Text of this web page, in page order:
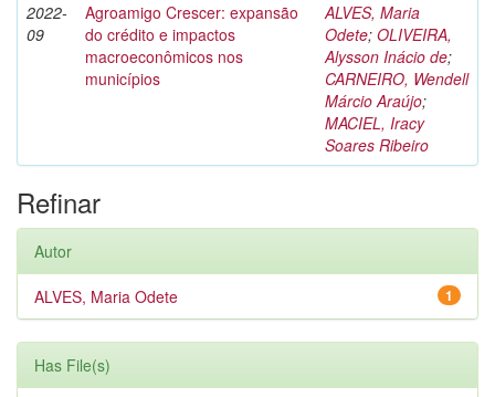
2022-
09
Agroamigo Crescer: expansão
do crédito e impactos
macroeconômicos nos
municípios
ALVES, Maria
Odete; OLIVEIRA,
Alysson Inácio de;
CARNEIRO, Wendell
Márcio Araújo;
MACIEL, Iracy
Soares Ribeiro
Refinar
Autor
1
ALVES, Maria Odete
Has File(s)